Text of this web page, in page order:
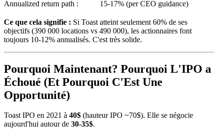
Annualized return path : 15-17% (per CEO guidance)
Ce que cela signifie : Si Toast atteint seulement 60% de ses
objectifs (390 000 locations vs 490 000), les actionnaires font
toujours 10-12% annualisés. C'est très solide.
Pourquoi Maintenant? Pourquoi L'IPO a
Échoué (Et Pourquoi C'Est Une
Opportunité)
Toast IPO en 2021 à 40$ (hauteur IPO ~70$). Elle se négocie
aujourd'hui autour de 30-35$.